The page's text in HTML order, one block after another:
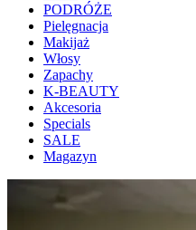
PODRÓŻE
Pielęgnacja
Makijaż
Włosy
Zapachy
K-BEAUTY
Akcesoria
Specials
SALE
Magazyn